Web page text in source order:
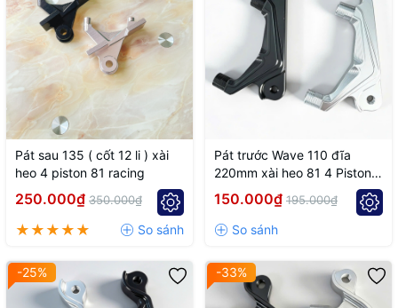
Pát sau 135 ( cốt 12 li ) xài
heo 4 piston 81 racing
250.000₫ 350.000₫
Pát trước Wave 110 đĩa
220mm xài heo 81 4 Piston
đối xứng
150.000₫ 195.000₫
-25% -33%